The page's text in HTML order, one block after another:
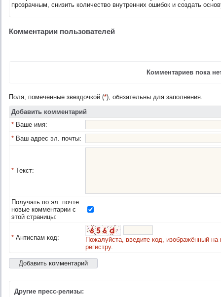
прозрачным, снизить количество внутренних ошибок и создать
Комментарии пользователей
Комментариев пока
Поля, помеченные звездочкой (*), обязательны для заполнения.
Добавить комментарий
* Ваше имя:
* Ваш адрес эл. почты:
* Текст:
Получать по эл. почте
новые комментарии с
этой страницы:
* Антиспам код:
Пожалуйста, введите код, изображённый
регистру.
Другие пресс-релизы: